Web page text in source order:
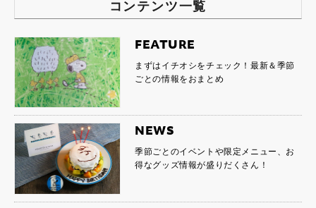
コンテンツ一覧
FEATURE
まずはイチオシをチェック！最新＆季節
ごとの情報をおまとめ
NEWS
季節ごとのイベントや限定メニュー、お
得なグッズ情報が盛りだくさん！